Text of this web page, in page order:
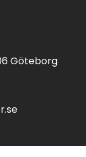
Göteborg